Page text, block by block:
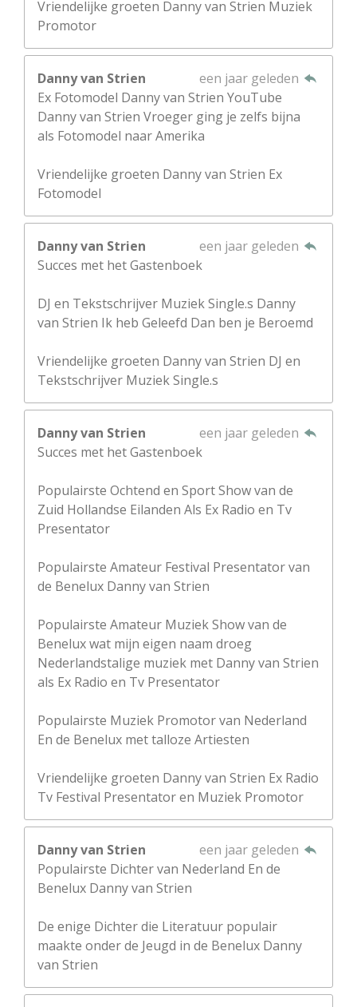
Vriendelijke groeten Danny van Strien Muziek
Promotor
Danny van Strien
een jaar geleden
Ex Fotomodel Danny van Strien YouTube
Danny van Strien Vroeger ging je zelfs bijna
als Fotomodel naar Amerika
Vriendelijke groeten Danny van Strien Ex
Fotomodel
Danny van Strien
een jaar geleden
Succes met het Gastenboek
DJ en Tekstschrijver Muziek Single.s Danny
van Strien Ik heb Geleefd Dan ben je Beroemd
Vriendelijke groeten Danny van Strien DJ en
Tekstschrijver Muziek Single.s
Danny van Strien
een jaar geleden
Succes met het Gastenboek
Populairste Ochtend en Sport Show van de
Zuid Hollandse Eilanden Als Ex Radio en Tv
Presentator
Populairste Amateur Festival Presentator van
de Benelux Danny van Strien
Populairste Amateur Muziek Show van de
Benelux wat mijn eigen naam droeg
Nederlandstalige muziek met Danny van Strien
als Ex Radio en Tv Presentator
Populairste Muziek Promotor van Nederland
En de Benelux met talloze Artiesten
Vriendelijke groeten Danny van Strien Ex Radio
Tv Festival Presentator en Muziek Promotor
Danny van Strien
een jaar geleden
Populairste Dichter van Nederland En de
Benelux Danny van Strien
De enige Dichter die Literatuur populair
maakte onder de Jeugd in de Benelux Danny
van Strien